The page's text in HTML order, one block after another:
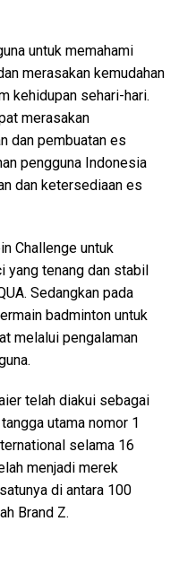
untuk memahami
merasakan kemudahan
kehidupan sehari-hari.
merasakan
dan pembuatan es
pengguna Indonesia
dan ketersediaan es
Challenge untuk
yang tenang dan stabil
Sedangkan pada
badminton untuk
melalui pengalaman
telah diakui sebagai
utama nomor 1
selama 16
menjadi merek
di antara 100
Brand Z.